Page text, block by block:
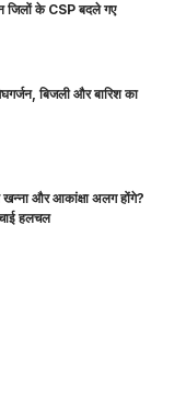
जिलों के CSP बदले गए
बिजली और बारिश का
खन्ना और आकांक्षा अलग होंगे?
हलचल